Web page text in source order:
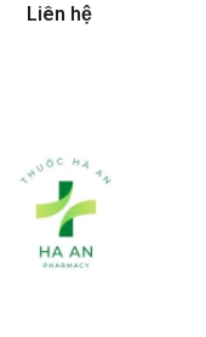
Liên hệ